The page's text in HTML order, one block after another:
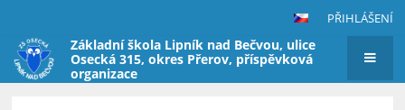
PŘIHLÁŠENÍ
Základní škola Lipník nad Bečvou, ulice
Osecká 315, okres Přerov, příspěvková
organizace